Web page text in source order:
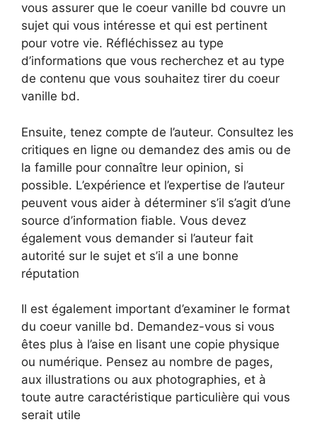
vous assurer que le coeur vanille bd couvre un
sujet qui vous intéresse et qui est pertinent
pour votre vie. Réfléchissez au type
d’informations que vous recherchez et au type
de contenu que vous souhaitez tirer du coeur
vanille bd.
Ensuite, tenez compte de l’auteur. Consultez les
critiques en ligne ou demandez des amis ou de
la famille pour connaître leur opinion, si
possible. L’expérience et l’expertise de l’auteur
peuvent vous aider à déterminer s’il s’agit d’une
source d’information fiable. Vous devez
également vous demander si l’auteur fait
autorité sur le sujet et s’il a une bonne
réputation
Il est également important d’examiner le format
du coeur vanille bd. Demandez-vous si vous
êtes plus à l’aise en lisant une copie physique
ou numérique. Pensez au nombre de pages,
aux illustrations ou aux photographies, et à
toute autre caractéristique particulière qui vous
serait utile